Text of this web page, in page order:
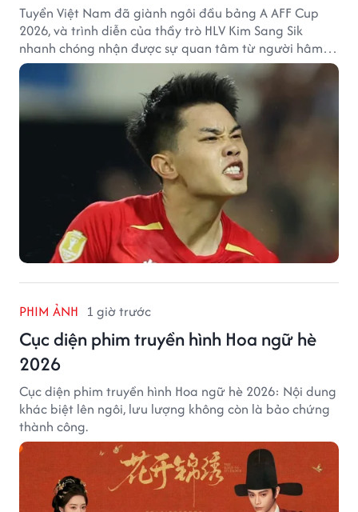
Tuyển Việt Nam đã giành ngôi đầu bảng A AFF Cup
2026, và trình diễn của thầy trò HLV Kim Sang Sik
nhanh chóng nhận được sự quan tâm từ người hâm
mộ Thái Lan.
PHIM ẢNH 1 giờ trước
Cục diện phim truyền hình Hoa ngữ hè
2026
Cục diện phim truyền hình Hoa ngữ hè 2026: Nội dung
khác biệt lên ngôi, lưu lượng không còn là bảo chứng
thành công.